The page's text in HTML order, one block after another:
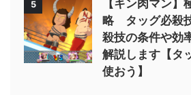
5
【キン肉マン】
略 タッグ必殺
殺技の条件や効
解説します【タ
使おう】